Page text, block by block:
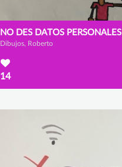
NO DES DATOS PERSONALES
Dibujos, Roberto
14